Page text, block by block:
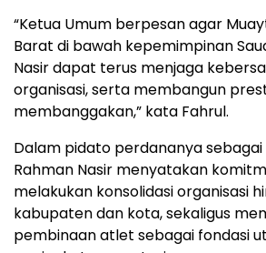
“Ketua Umum berpesan agar
Barat di bawah kepemimpinan
Nasir dapat terus menjaga
organisasi, serta membangun
membanggakan,” kata Fahrul.
Dalam pidato perdananya
Rahman Nasir menyatakan
melakukan konsolidasi organisasi
kabupaten dan kota, sekaligus
pembinaan atlet sebagai fondasi